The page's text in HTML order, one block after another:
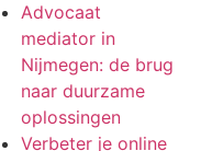
Advocaat
mediator in
Nijmegen: de brug
naar duurzame
oplossingen
Verbeter je online